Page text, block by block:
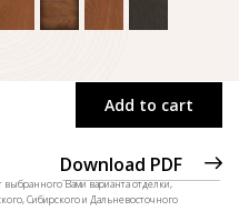
Add to cart
Download PDF
выбранного Вами варианта отделки,
Сибирского и Дальневосточного